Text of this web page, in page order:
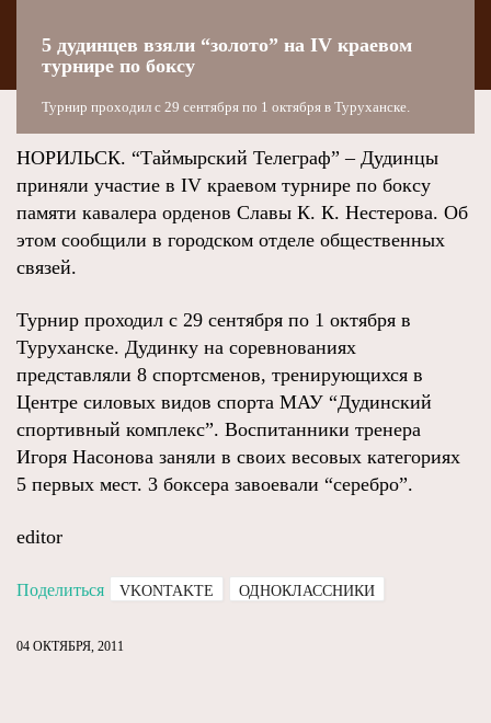
5 дудинцев взяли “золото” на IV краевом
турнире по боксу
Турнир проходил с 29 сентября по 1 октября в Туруханске.
НОРИЛЬСК. “Таймырский Телеграф” – Дудинцы
приняли участие в IV краевом турнире по боксу
памяти кавалера орденов Славы К. К. Нестерова. Об
этом сообщили в городском отделе общественных
связей.
Турнир проходил с 29 сентября по 1 октября в
Туруханске. Дудинку на соревнованиях
представляли 8 спортсменов, тренирующихся в
Центре силовых видов спорта МАУ “Дудинский
спортивный комплекс”. Воспитанники тренера
Игоря Насонова заняли в своих весовых категориях
5 первых мест. 3 боксера завоевали “серебро”.
editor
Поделиться VKONTAKTE ОДНОКЛАССНИКИ
04 ОКТЯБРЯ, 2011